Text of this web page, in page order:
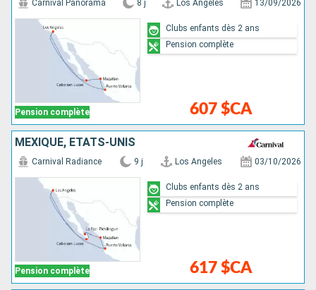
Pension complète
Carnival Panorama 8 j Los Angeles 13/09/2026
607 $CA
Clubs enfants dès 2 ans
Pension complète
MEXIQUE, ÉTATS-UNIS
Pension complète
Carnival Radiance 9 j Los Angeles 03/10/2026
617 $CA
Clubs enfants dès 2 ans
Pension complète